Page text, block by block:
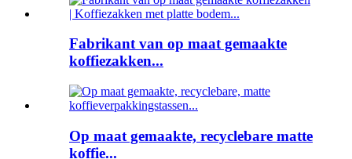
Fabrikant van op maat gemaakte
koffiezakken...
Op maat gemaakte, recyclebare matte
koffie...